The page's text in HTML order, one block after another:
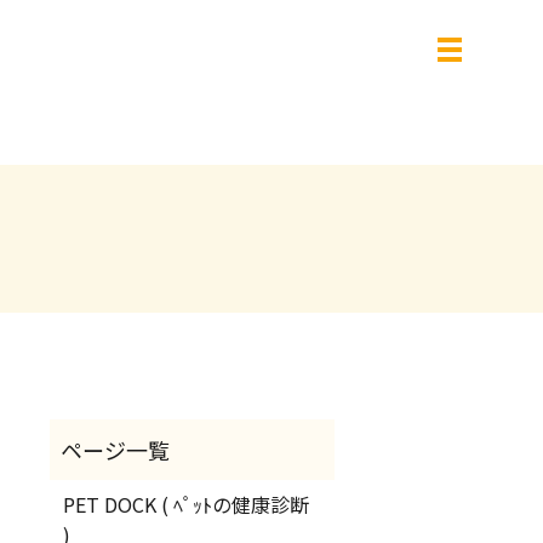
PET DOCK ( ﾍﾟｯﾄの健康診断
)